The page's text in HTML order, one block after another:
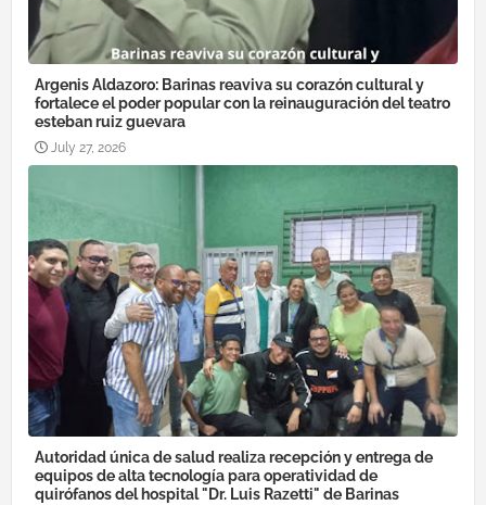
Argenis Aldazoro: Barinas reaviva su corazón cultural y
fortalece el poder popular con la reinauguración del teatro
esteban ruiz guevara
July 27, 2026
Autoridad única de salud realiza recepción y entrega de
equipos de alta tecnología para operatividad de
quirófanos del hospital "Dr. Luis Razetti" de Barinas